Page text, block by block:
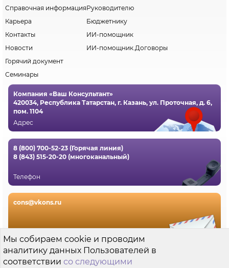
Справочная информация
Карьера
Контакты
Новости
Горячий документ
Семинары
Руководителю
Бюджетнику
ИИ-помощник
ИИ-помощник.Договоры
Компания «Ваш Консультант»
420034, Республика Татарстан, г. Казань, ул. Проточная, д. 6,
пом. 1104
Адрес
8 (800) 700-52-23 (Горячая линия)
8 (843) 515-20-20 (многоканальный)
Телефон
cons@vkons.ru
Пользовательское соглашение
Мы собираем cookie и проводим
аналитику данных Пользователей в
соответствии со следующими